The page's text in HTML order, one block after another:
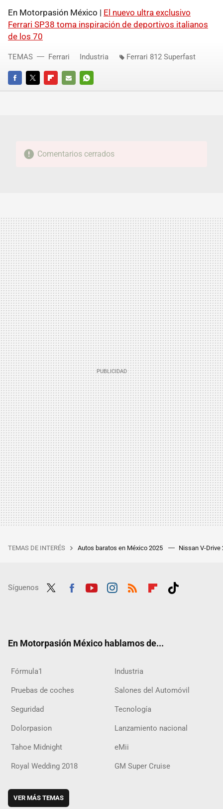
En Motorpasión México | El nuevo ultra exclusivo
Ferrari SP38 toma inspiración de deportivos italianos
de los 70
FACEBOOKTWITTERFLIPBOARD
E-
WHATSAPP
TEMAS Ferrari Industria Ferrari 812 Superfast
Comentarios cerrados
TEMAS DE INTERÉS Autos baratos en México 2025 Nissan V-Drive
Síguenos
En Motorpasión México hablamos de...
Fórmula1 Industria
Pruebas de coches Salones del Automóvil
Seguridad Tecnología
Dolorpasion Lanzamiento nacional
Tahoe Midnight eMii
Royal Wedding 2018 GM Super Cruise
VER MÁS TEMAS